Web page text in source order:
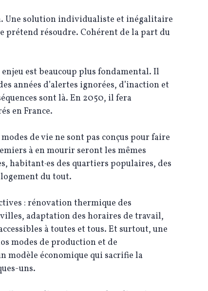
Une solution individualiste et inégalitaire
prétend résoudre. Cohérent de la part du
est beaucoup plus fondamental. Il
années d’alertes ignorées, d’inaction et
sont là. En 2050, il fera
en France.
de vie ne sont pas conçus pour faire
à en mourir seront les mêmes
habitant·es des quartiers populaires, des
du tout.
: rénovation thermique des
adaptation des horaires de travail,
à toutes et tous. Et surtout, une
modes de production et de
modèle économique qui sacrifie la
uns.